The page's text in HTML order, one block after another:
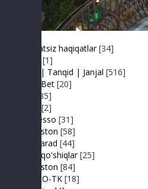
Adolatsiz haqiqatlar [34]
[1]
Baxs| Tanqid | Janjal [516]
BeshBet [20]
[85]
[2]
Expresso [31]
FIKRiston [58]
Hit-Parad [44]
Ijara qo'shiqlar [25]
IJODiston [84]
IMPRO-TK [18]